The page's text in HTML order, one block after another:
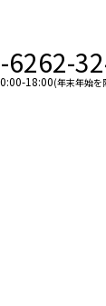
6262-
18:00(年末年始を